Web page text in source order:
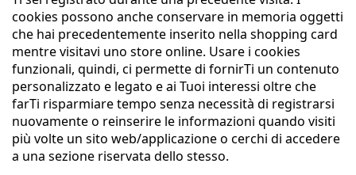
cookies possono anche conservare in memoria oggetti
che hai precedentemente inserito nella shopping card
mentre visitavi uno store online. Usare i cookies
funzionali, quindi, ci permette di fornirTi un contenuto
personalizzato e legato e ai Tuoi interessi oltre che
farTi risparmiare tempo senza necessità di registrarsi
nuovamente o reinserire le informazioni quando visiti
più volte un sito web/applicazione o cerchi di accedere
a una sezione riservata dello stesso.